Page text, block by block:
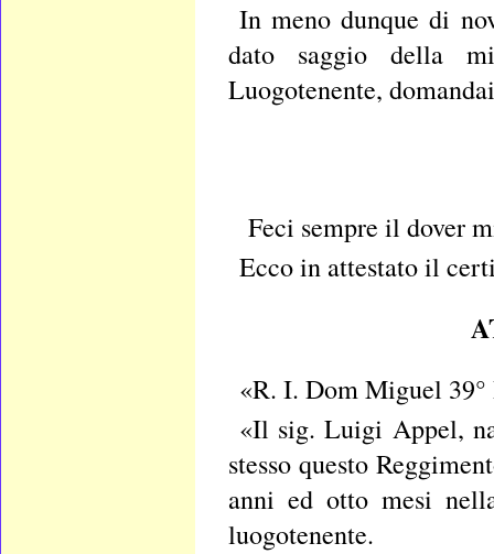
In meno dunque di
dato saggio della
Luogotenente,
Feci sempre il dover
Ecco in attestato il
«R. I. Dom Miguel
«Il sig. Luigi Appel,
stesso questo
anni ed otto mesi
luogotenente.